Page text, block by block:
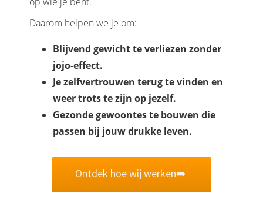
Daarom helpen we je om:
Blijvend gewicht te verliezen zonder
jojo-effect.
Je zelfvertrouwen terug te vinden en
weer trots te zijn op jezelf.
Gezonde gewoontes te bouwen die
passen bij jouw drukke leven.
Ontdek hoe wij werken➡️